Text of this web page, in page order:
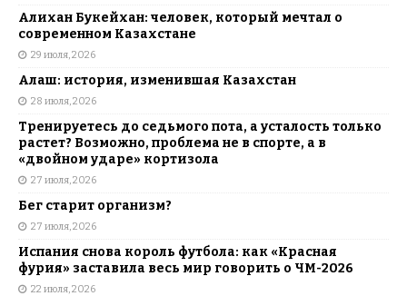
Алихан Букейхан: человек, который мечтал о
современном Казахстане
29 июля, 2026
Алаш: история, изменившая Казахстан
28 июля, 2026
Тренируетесь до седьмого пота, а усталость только
растет? Возможно, проблема не в спорте, а в
«двойном ударе» кортизола
27 июля, 2026
Бег старит организм?
27 июля, 2026
Испания снова король футбола: как «Красная
фурия» заставила весь мир говорить о ЧМ-2026
22 июля, 2026